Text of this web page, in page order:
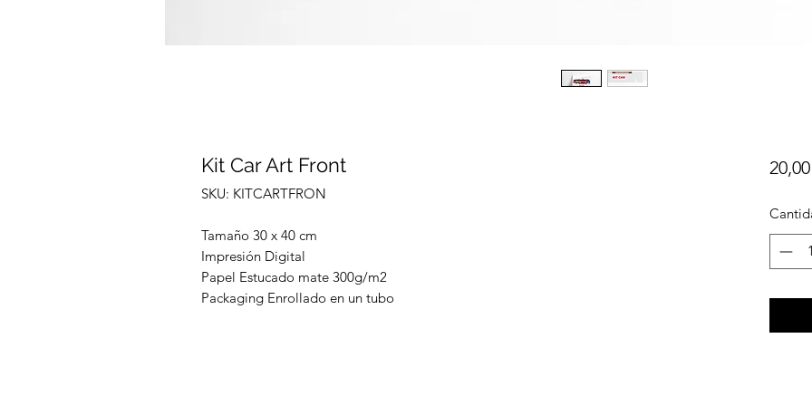
Kit Car Art Front
SKU: KITCARTFRON
Tamaño 30 x 40 cm
Impresión Digital
Papel Estucado mate 300g/m2
Packaging Enrollado en un tubo